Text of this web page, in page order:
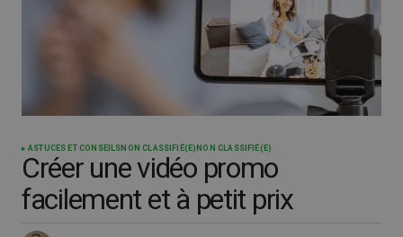
ASTUCES ET CONSEILS NON CLASSIFIÉ(E) NON CLASSIFIÉ(E)
Créer une vidéo promo
facilement et à petit prix